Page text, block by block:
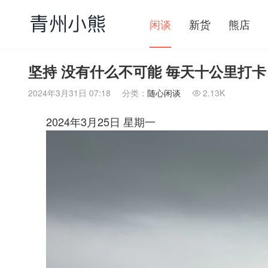
闲谈 新货 熊店
坚持 没有什么不可能 毎天十公里打
2024年3月31日 07:18 分类： 随心闲谈  2.13K
2024年3月25日 星期一